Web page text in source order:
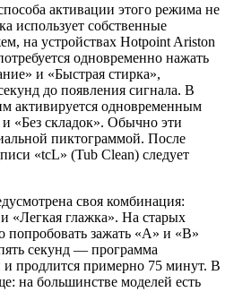
активации этого режима не
использует собственные
на устройствах Hotpoint Ariston
одновременно нажать
и «Быстрая стирка»,
до появления сигнала. В
активируется одновременным
«Без складок». Обычно эти
пиктограммой. После
«tcL» (Tub Clean) следует
своя комбинация:
«Легкая глажка». На старых
попробовать зажать «А» и «В»
секунд — программа
и продлится примерно 75 минут. В
на большинстве моделей есть